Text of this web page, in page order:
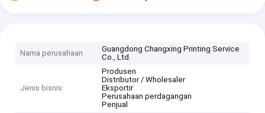
Nama perusahaan
Guangdong Changxing Printing Service
Co., Ltd.
Jenis bisnis:
Produsen
Distributor / Wholesaler
Eksportir
Perusahaan perdagangan
Penjual